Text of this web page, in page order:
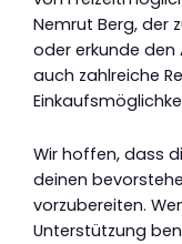
Nemrut Berg, der
oder erkunde den
auch zahlreiche
Wir hoffen, dass
deinen
vorzubereiten.
Unterstützung